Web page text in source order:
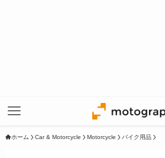
ホーム Car & Motorcycle Motorcycle バイク用品